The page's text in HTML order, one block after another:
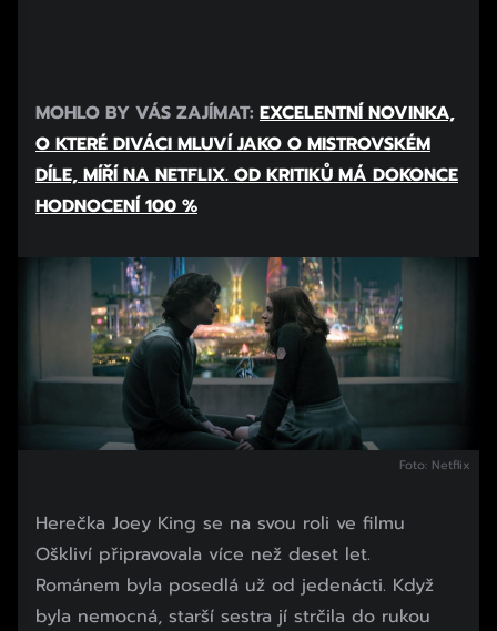
MOHLO BY VÁS ZAJÍMAT: EXCELENTNÍ NOVINKA,
O KTERÉ DIVÁCI MLUVÍ JAKO O MISTROVSKÉM
DÍLE, MÍŘÍ NA NETFLIX. OD KRITIKŮ MÁ DOKONCE
HODNOCENÍ 100 %
Foto: Netflix
Herečka Joey King se na svou roli ve filmu
Oškliví připravovala více než deset let.
Románem byla posedlá už od jedenácti. Když
byla nemocná, starší sestra jí strčila do rukou